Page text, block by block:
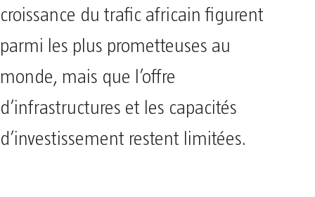
croissance du trafic africain figurent
parmi les plus prometteuses au
monde, mais que l’offre
d’infrastructures et les capacités
d’investissement restent limitées.